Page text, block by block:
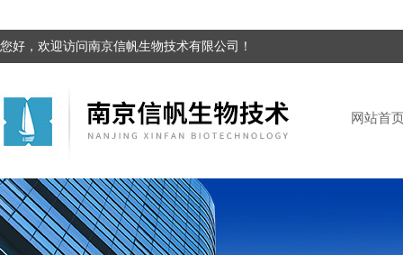
您好，欢迎访问南京信帆生物技术有限公司！
网站首